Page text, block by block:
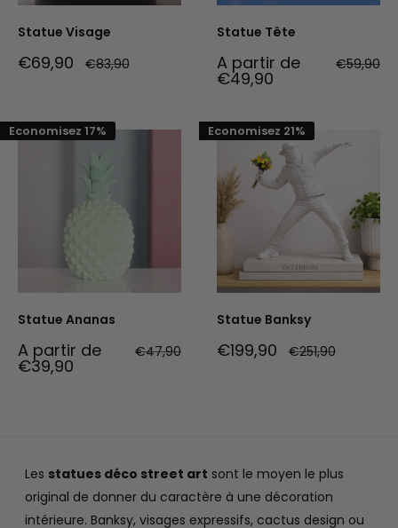
Statue Visage
Prix
réduit
€69,90 Prix
normal
€83,90
Statue Tête
Prix
réduit
A partir de
€49,90
Prix
normal
€59,90
Economisez 17%
Statue Ananas
Prix
réduit
A partir de
€39,90
Prix
normal
€47,90
Economisez 21%
Statue Banksy
Prix
réduit
€199,90 Prix
normal
€251,90
Les statues déco street art sont le moyen le plus
original de donner du caractère à une décoration
intérieure. Banksy, visages expressifs, cactus design ou